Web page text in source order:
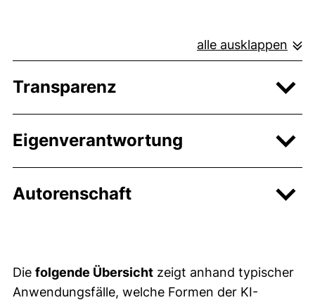
alle ausklappen
Transparenz
Eigenverantwortung
Autorenschaft
Die folgende Übersicht zeigt anhand typischer
Anwendungsfälle, welche Formen der KI-